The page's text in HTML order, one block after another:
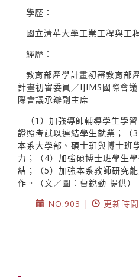
學歷：
國立清華大學工業工程與工
經歷：
教育部產學計畫初審教育部
計畫初審委員／IJIMS國際會
際會議承辦副主席
（1）加強導師輔導學生學
證照考試以連結學生就業；（
本系大學部、碩士班與博士班
力；（4）加強碩博士班學生
結；（5）加強本系教師研究
作。（文／圖：曹銳勤 提供）
NO.903 |
更新時